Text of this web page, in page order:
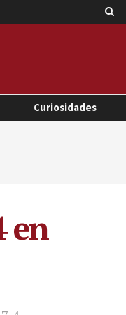
Curiosidades
en